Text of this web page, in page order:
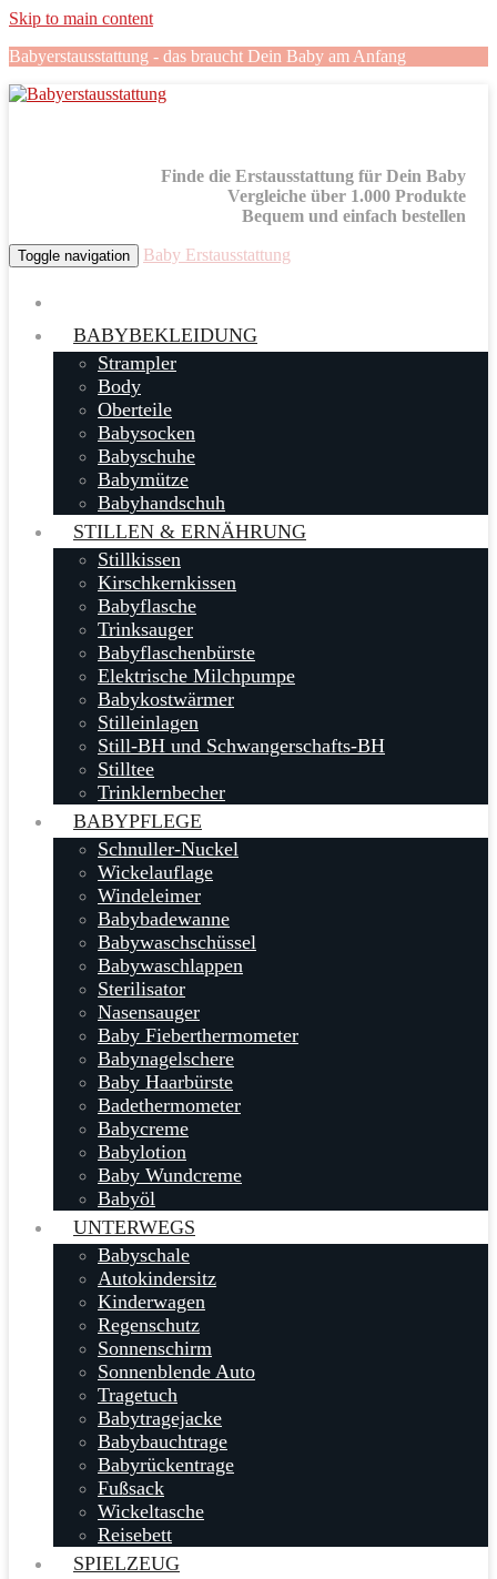
Skip to main content
Babyerstausstattung - das braucht Dein Baby am Anfang
Finde die Erstausstattung für Dein Baby
Vergleiche über 1.000 Produkte
Bequem und einfach bestellen
Toggle navigation Baby Erstausstattung
BABYBEKLEIDUNG
Strampler
Body
Oberteile
Babysocken
Babyschuhe
Babymütze
Babyhandschuh
STILLEN & ERNÄHRUNG
Stillkissen
Kirschkernkissen
Babyflasche
Trinksauger
Babyflaschenbürste
Elektrische Milchpumpe
Babykostwärmer
Stilleinlagen
Still-BH und Schwangerschafts-BH
Stilltee
Trinklernbecher
BABYPFLEGE
Schnuller-Nuckel
Wickelauflage
Windeleimer
Babybadewanne
Babywaschschüssel
Babywaschlappen
Sterilisator
Nasensauger
Baby Fieberthermometer
Babynagelschere
Baby Haarbürste
Badethermometer
Babycreme
Babylotion
Baby Wundcreme
Babyöl
UNTERWEGS
Babyschale
Autokindersitz
Kinderwagen
Regenschutz
Sonnenschirm
Sonnenblende Auto
Tragetuch
Babytragejacke
Babybauchtrage
Babyrückentrage
Fußsack
Wickeltasche
Reisebett
SPIELZEUG